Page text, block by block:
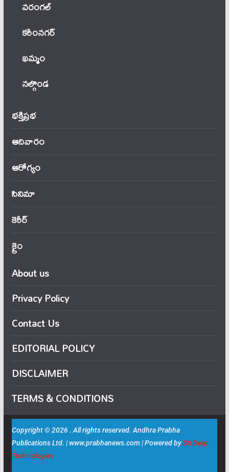
వ‌రంగ‌ల్
కరీంనగర్
ఖ‌మ్మం
నల్గొండ
భక్తిప్రభ
ఆదివారం
ఆరోగ్యం
సినిమా
కెరీర్
క్రైం
About us
Privacy Policy
Contact Us
EDITORIAL POLICY
DISCLAIMER
TERMS & CONDITIONS
Copyright © 2026 . All rights reserved. Andhra Prabha
Publications Ltd. | www.prabhanews.com | Powered bySri Deep
Technologies